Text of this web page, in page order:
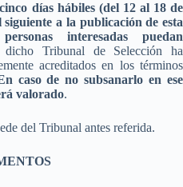
días hábiles (del 12 al 18 de
a la publicación de esta
interesadas puedan
Tribunal de Selección ha
acreditados en los términos
caso de no subsanarlo en ese
valorado.
del Tribunal antes referida.